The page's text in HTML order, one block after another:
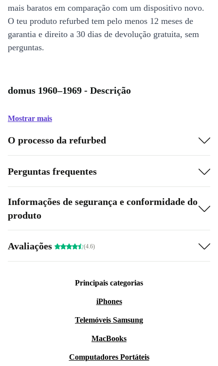
mais baratos em comparação com um dispositivo novo.
O teu produto refurbed tem pelo menos 12 meses de
garantia e direito a 30 dias de devolução gratuita, sem
perguntas.
domus 1960–1969 - Descrição
Mostrar mais
O processo da refurbed
Perguntas frequentes
Informações de segurança e conformidade do
produto
Avaliações (4.6)
Principais categorias
iPhones
Telemóveis Samsung
MacBooks
Computadores Portáteis